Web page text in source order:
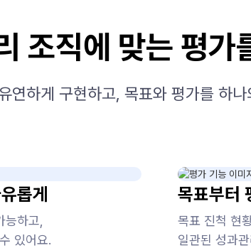
조직에 맞는 평가
연하게 구현하고, 목표와 평가를 하
롭게
능하고,
있어요.
목표부터
목표 진척 현
일관된 성과